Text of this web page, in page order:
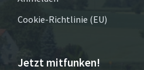
Cookie-Richtlinie (EU)
Jetzt mitfunken!